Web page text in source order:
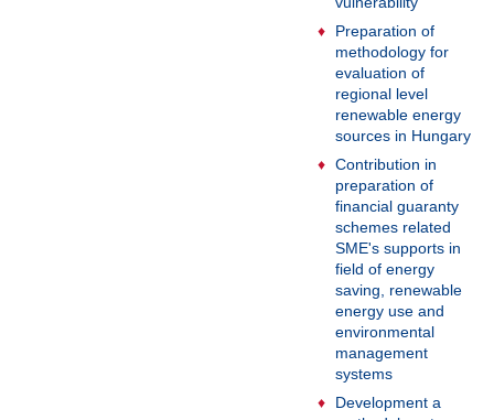
Preparation of
methodology for
evaluation of
regional level
renewable energy
sources in Hungary
Contribution in
preparation of
financial guaranty
schemes related
SME's supports in
field of energy
saving, renewable
energy use and
environmental
management
systems
Development a